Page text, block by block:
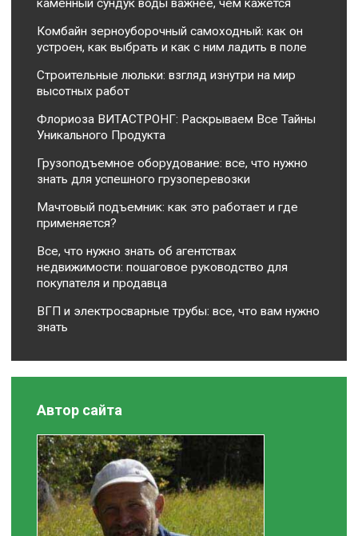
каменный сундук воды важнее, чем кажется
Комбайн зерноуборочный самоходный: как он
устроен, как выбрать и как с ним ладить в поле
Строительные люльки: взгляд изнутри на мир
высотных работ
Флориоза ВИТАСТРОНГ: Раскрываем Все Тайны
Уникального Продукта
Грузоподъемное оборудование: все, что нужно
знать для успешного грузоперевозки
Мачтовый подъемник: как это работает и где
применяется?
Все, что нужно знать об агентствах
недвижимости: пошаговое руководство для
покупателя и продавца
ВГП и электросварные трубы: все, что вам нужно
знать
Автор сайта